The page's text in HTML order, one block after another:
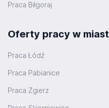
Praca Biłgoraj
Oferty pracy w
Praca Łódź
Praca Pabianice
Praca Zgierz